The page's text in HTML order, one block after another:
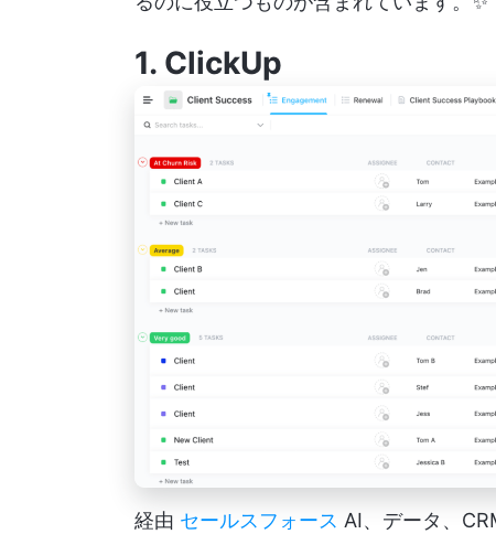
1. ClickUp
経由 セールスフォース AI、データ、